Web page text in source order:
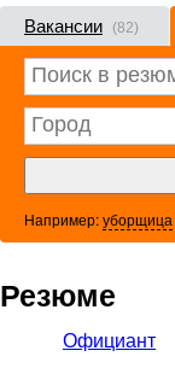
Вакансии
(82)
Например:уборщица
Резюме
Официант